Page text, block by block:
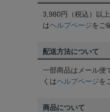
3,980円（税込）以
はヘルプページをご
配送方法について
一部商品はメール便
くはヘルプページを
商品について